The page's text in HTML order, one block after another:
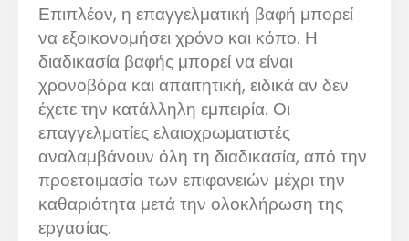
Επιπλέον, η επαγγελματική βαφή μπορεί
να εξοικονομήσει χρόνο και κόπο. Η
διαδικασία βαφής μπορεί να είναι
χρονοβόρα και απαιτητική, ειδικά αν δεν
έχετε την κατάλληλη εμπειρία. Οι
επαγγελματίες ελαιοχρωματιστές
αναλαμβάνουν όλη τη διαδικασία, από την
προετοιμασία των επιφανειών μέχρι την
καθαριότητα μετά την ολοκλήρωση της
εργασίας.